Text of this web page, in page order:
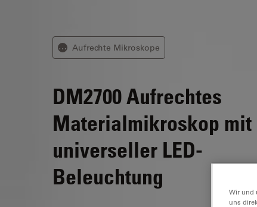
⋯ Aufrechte Mikroskope
DM2700Aufrechtes
Materialmikroskop mit
universeller LED-
Beleuchtung
Wir und
uns